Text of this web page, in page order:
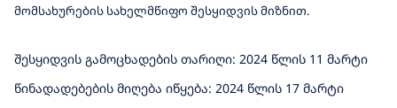
მომსახურების სახელმწიფო შესყიდვის მიზნით.
შესყიდვის გამოცხადების თარიღი: 2024 წლის 11 მარტი
წინადადებების მიღება იწყება: 2024 წლის 17 მარტი